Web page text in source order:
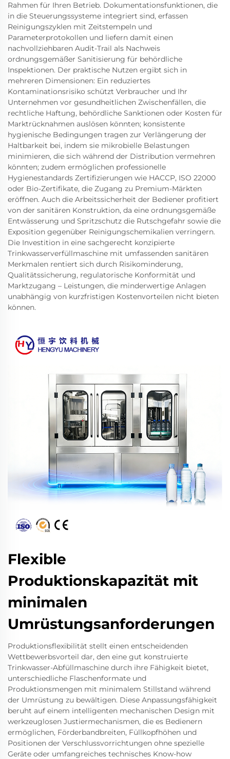
Rahmen für Ihren Betrieb. Dokumentationsfunktionen, die
in die Steuerungssysteme integriert sind, erfassen
Reinigungszyklen mit Zeitstempeln und
Parameterprotokollen und liefern damit einen
nachvollziehbaren Audit-Trail als Nachweis
ordnungsgemäßer Sanitisierung für behördliche
Inspektionen. Der praktische Nutzen ergibt sich in
mehreren Dimensionen: Ein reduziertes
Kontaminationsrisiko schützt Verbraucher und Ihr
Unternehmen vor gesundheitlichen Zwischenfällen, die
rechtliche Haftung, behördliche Sanktionen oder Kosten für
Marktrücknahmen auslösen könnten; konsistente
hygienische Bedingungen tragen zur Verlängerung der
Haltbarkeit bei, indem sie mikrobielle Belastungen
minimieren, die sich während der Distribution vermehren
könnten; zudem ermöglichen professionelle
Hygienestandards Zertifizierungen wie HACCP, ISO 22000
oder Bio-Zertifikate, die Zugang zu Premium-Märkten
eröffnen. Auch die Arbeitssicherheit der Bediener profitiert
von der sanitären Konstruktion, da eine ordnungsgemäße
Entwässerung und Spritzschutz die Rutschgefahr sowie die
Exposition gegenüber Reinigungschemikalien verringern.
Die Investition in eine sachgerecht konzipierte
Trinkwasserverfüllmaschine mit umfassenden sanitären
Merkmalen rentiert sich durch Risikominderung,
Qualitätssicherung, regulatorische Konformität und
Marktzugang – Leistungen, die minderwertige Anlagen
unabhängig von kurzfristigen Kostenvorteilen nicht bieten
können.
Flexible
Produktionskapazität mit
minimalen
Umrüstungsanforderungen
Produktionsflexibilität stellt einen entscheidenden
Wettbewerbsvorteil dar, den eine gut konstruierte
Trinkwasser-Abfüllmaschine durch ihre Fähigkeit bietet,
unterschiedliche Flaschenformate und
Produktionsmengen mit minimalem Stillstand während
der Umrüstung zu bewältigen. Diese Anpassungsfähigkeit
beruht auf einem intelligenten mechanischen Design mit
werkzeuglosen Justiermechanismen, die es Bedienern
ermöglichen, Förderbandbreiten, Füllkopfhöhen und
Positionen der Verschlussvorrichtungen ohne spezielle
Geräte oder umfangreiches technisches Know-how